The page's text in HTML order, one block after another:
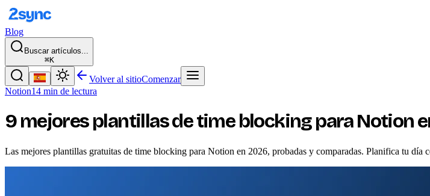
Blog
Buscar artículos...
⌘K
Volver al sitioComenzar
Notion14 min de lectura
9 mejores plantillas de time blocking para Notion
Las mejores plantillas gratuitas de time blocking para Notion en 2026, probadas y comparadas. Planifica tu día